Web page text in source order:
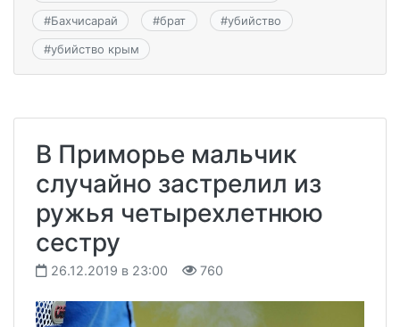
#Бахчисарай #брат #убийство
#убийство крым
В Приморье мальчик
случайно застрелил из
ружья четырехлетнюю
сестру
26.12.2019 в 23:00 760